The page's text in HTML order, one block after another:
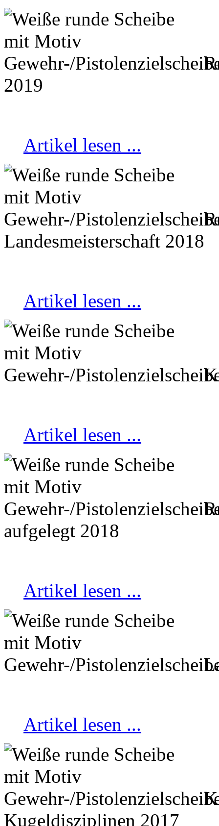
2019
Artikel lesen ...
Landesmeisterschaft 2018
Artikel lesen ...
Artikel lesen ...
aufgelegt 2018
Artikel lesen ...
Artikel lesen ...
Kugeldisziplinen 2017